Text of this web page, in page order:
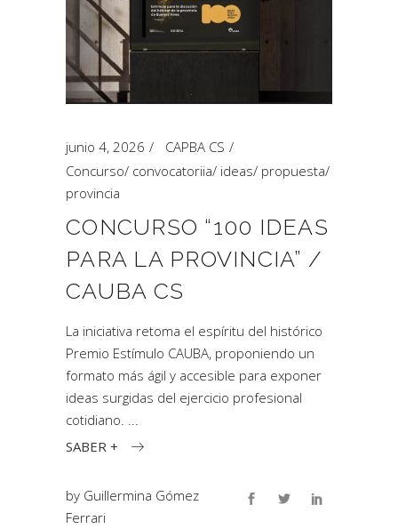
junio 4, 2026
CAPBA CS
Concurso/ convocatoriia/ ideas/ propuesta/
provincia
CONCURSO “100 IDEAS
PARA LA PROVINCIA” /
CAUBA CS
La iniciativa retoma el espíritu del histórico
Premio Estímulo CAUBA, proponiendo un
formato más ágil y accesible para exponer
ideas surgidas del ejercicio profesional
cotidiano.
SABER +
by Guillermina Gómez
Ferrari